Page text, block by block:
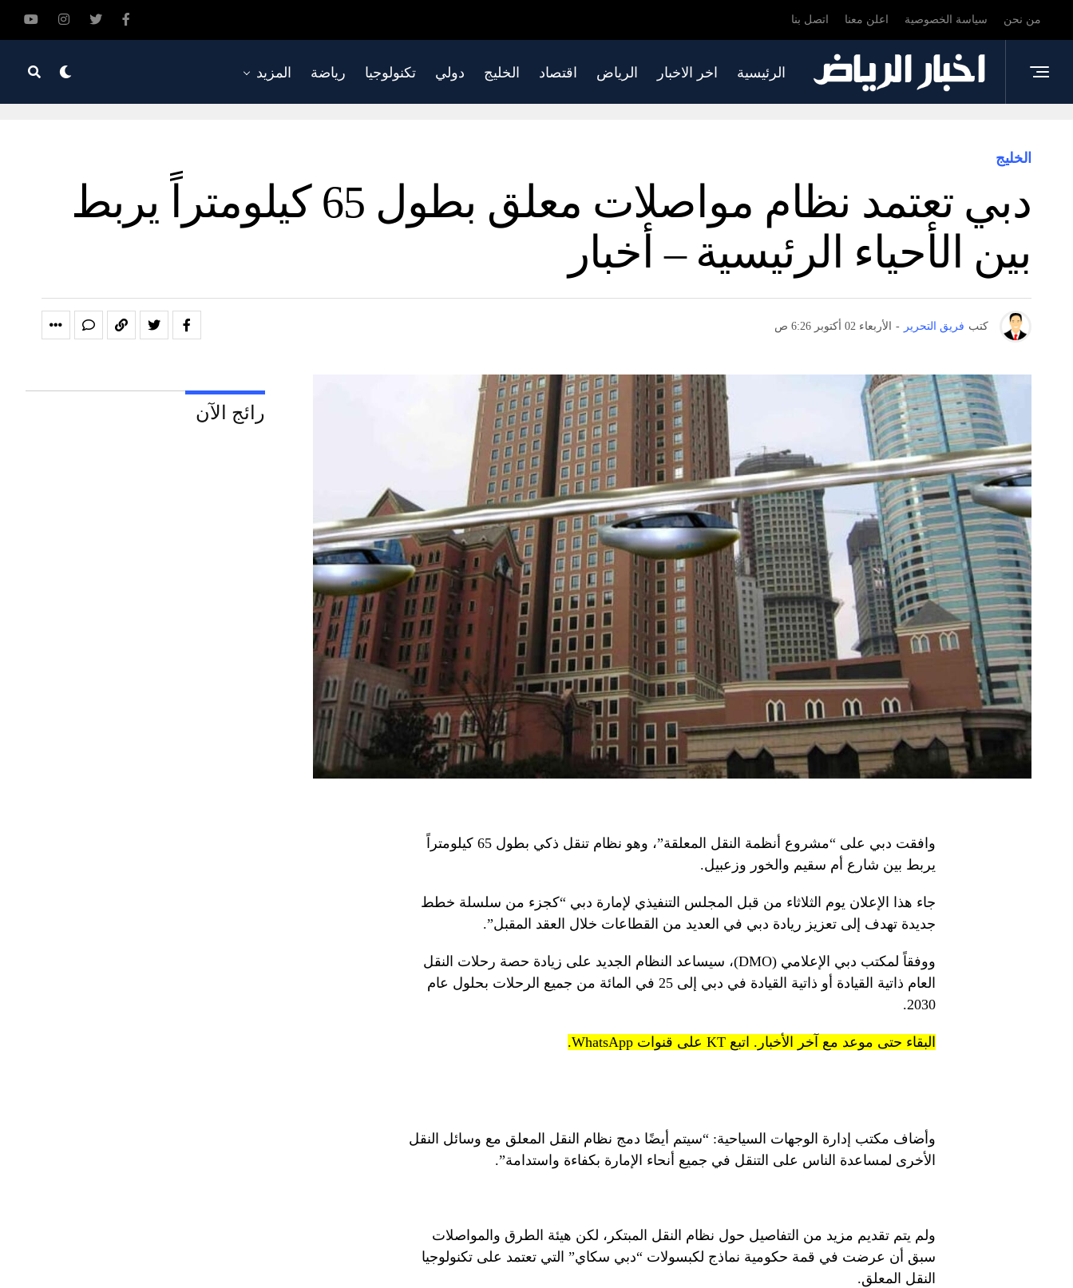
من نحن سياسة الخصوصية اعلن معنا اتصل بنا
الرئيسية اخر الاخبار الرياض اقتصاد الخليج دولي تكنولوجيا رياضة المزيد
الخليج
دبي تعتمد نظام مواصلات معلق بطول 65 كيلومتراً يربط
بين الأحياء الرئيسية – أخبار
كتب فريق التحرير - الأربعاء 02 أكتوبر 6:26 ص
وافقت دبي على “مشروع أنظمة النقل المعلقة”، وهو نظام تنقل ذكي بطول 65 كيلومتراً
يربط بين شارع أم سقيم والخور وزعبيل.
جاء هذا الإعلان يوم الثلاثاء من قبل المجلس التنفيذي لإمارة دبي “كجزء من سلسلة خطط
جديدة تهدف إلى تعزيز ريادة دبي في العديد من القطاعات خلال العقد المقبل”.
ووفقاً لمكتب دبي الإعلامي (DMO)، سيساعد النظام الجديد على زيادة حصة رحلات النقل
العام ذاتية القيادة أو ذاتية القيادة في دبي إلى 25 في المائة من جميع الرحلات بحلول عام
2030.
البقاء حتى موعد مع آخر الأخبار. اتبع KT على قنوات WhatsApp.
وأضاف مكتب إدارة الوجهات السياحية: “سيتم أيضًا دمج نظام النقل المعلق مع وسائل النقل
الأخرى لمساعدة الناس على التنقل في جميع أنحاء الإمارة بكفاءة واستدامة”.
ولم يتم تقديم مزيد من التفاصيل حول نظام النقل المبتكر، لكن هيئة الطرق والمواصلات
سبق أن عرضت في قمة حكومية نماذج لكبسولات “دبي سكاي” التي تعتمد على تكنولوجيا
النقل المعلق.
رائج الآن